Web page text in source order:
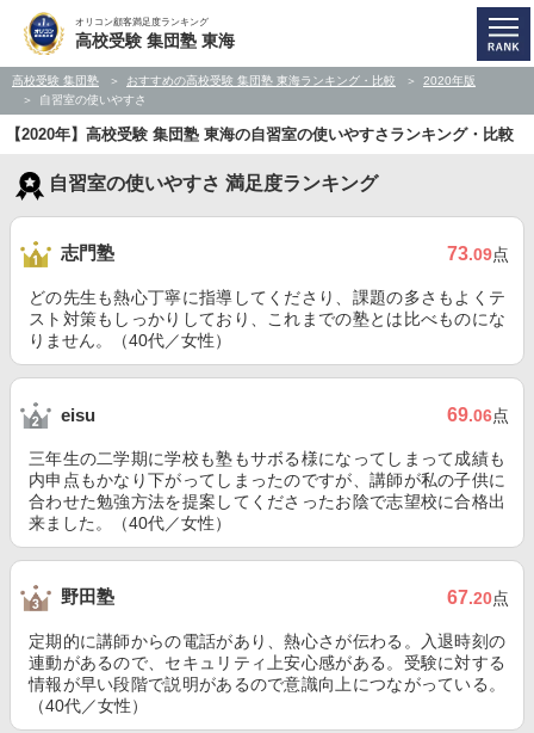
オリコン顧客満足度ランキング
高校受験 集団塾 東海
高校受験 集団塾 おすすめの高校受験 集団塾 東海ランキング・比較
2020年版
自習室の使いやすさ
【2020年】高校受験 集団塾 東海の自習室の使いやすさランキング・比較
自習室の使いやすさ 満足度ランキング
志門塾 73.09点
どの先生も熱心丁寧に指導してくださり、課題の多さもよくテ
スト対策もしっかりしており、これまでの塾とは比べものにな
りません。（40代／女性）
eisu 69.06点
三年生の二学期に学校も塾もサボる様になってしまって成績も
内申点もかなり下がってしまったのですが、講師が私の子供に
合わせた勉強方法を提案してくださったお陰で志望校に合格出
来ました。（40代／女性）
野田塾 67.20点
定期的に講師からの電話があり、熱心さが伝わる。入退時刻の
連動があるので、セキュリティ上安心感がある。受験に対する
情報が早い段階で説明があるので意識向上につながっている。
（40代／女性）